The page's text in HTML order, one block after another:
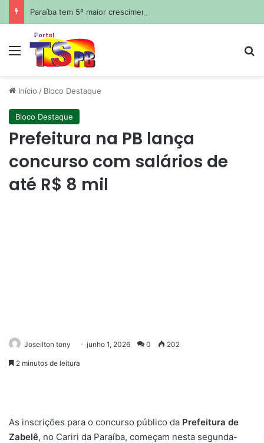
Menu
Início / Bloco Destaque
Bloco Destaque
Prefeitura na PB lança
concurso com salários de
até R$ 8 mil
Joseilton tony junho 1, 2026 0 202
2 minutos de leitura
As inscrições para o concurso público da Prefeitura de
Zabelê, no Cariri da Paraíba, começam nesta segunda-